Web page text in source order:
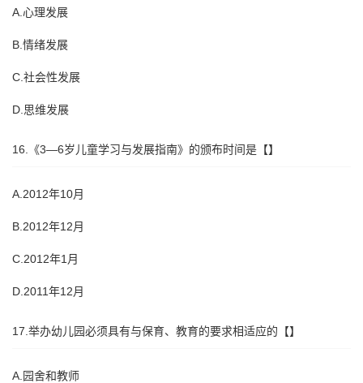
A.心理发展
B.情绪发展
C.社会性发展
D.思维发展
16.《3—6岁儿童学习与发展指南》的颁布时间是【】
A.2012年10月
B.2012年12月
C.2012年1月
D.2011年12月
17.举办幼儿园必须具有与保育、教育的要求相适应的【】
A.园舍和教师